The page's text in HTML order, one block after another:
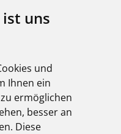
uns
und
Ihnen ein
ermöglichen
besser an
Diese